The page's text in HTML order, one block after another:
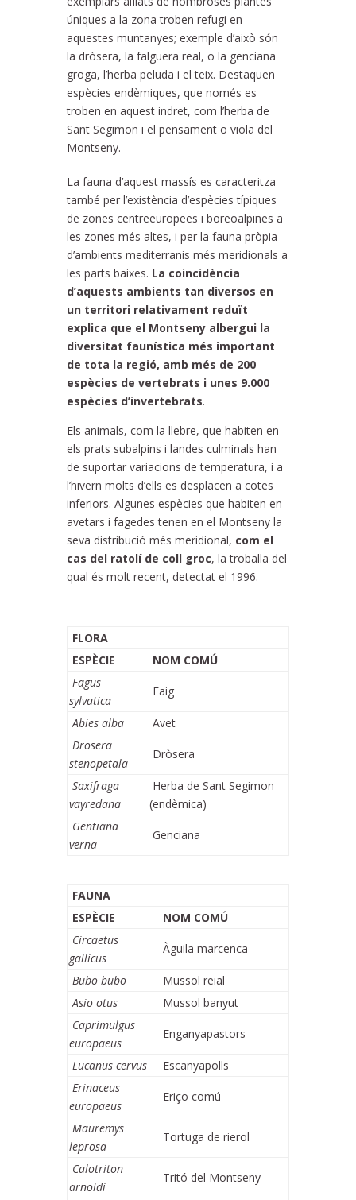
úniques a la zona troben refugi en
aquestes muntanyes; exemple d’això són
la dròsera, la falguera real, o la genciana
groga, l’herba peluda i el teix. Destaquen
espècies endèmiques, que només es
troben en aquest indret, com l’herba de
Sant Segimon i el pensament o viola del
Montseny.
La fauna d’aquest massís es caracteritza
també per l’existència d’espècies típiques
de zones centreeuropees i boreoalpines a
les zones més altes, i per la fauna pròpia
d’ambients mediterranis més meridionals a
les parts baixes. La coincidència
d’aquests ambients tan diversos en
un territori relativament reduït
explica que el Montseny albergui la
diversitat faunística més important
de tota la regió, amb més de 200
espècies de vertebrats i unes 9.000
espècies d’invertebrats.
Els animals, com la llebre, que habiten en
els prats subalpins i landes culminals han
de suportar variacions de temperatura, i a
l’hivern molts d’ells es desplacen a cotes
inferiors. Algunes espècies que habiten en
avetars i fagedes tenen en el Montseny la
seva distribució més meridional, com el
cas del ratolí de coll groc, la troballa del
qual és molt recent, detectat el 1996.
FLORA
ESPÈCIE
NOM COMÚ
Fagus
sylvatica
Faig
Abies alba
Avet
Drosera
stenopetala
Dròsera
Saxifraga
vayredana
Herba de Sant Segimon
(endèmica)
Gentiana
verna
Genciana
FAUNA
ESPÈCIE
NOM COMÚ
Circaetus
gallicus
Àguila marcenca
Bubo bubo
Mussol reial
Asio otus
Mussol banyut
Caprimulgus
europaeus
Enganyapastors
Lucanus cervus
Escanyapolls
Erinaceus
europaeus
Eriço comú
Mauremys
leprosa
Tortuga de rierol
Calotriton
arnoldi
Tritó del Montseny